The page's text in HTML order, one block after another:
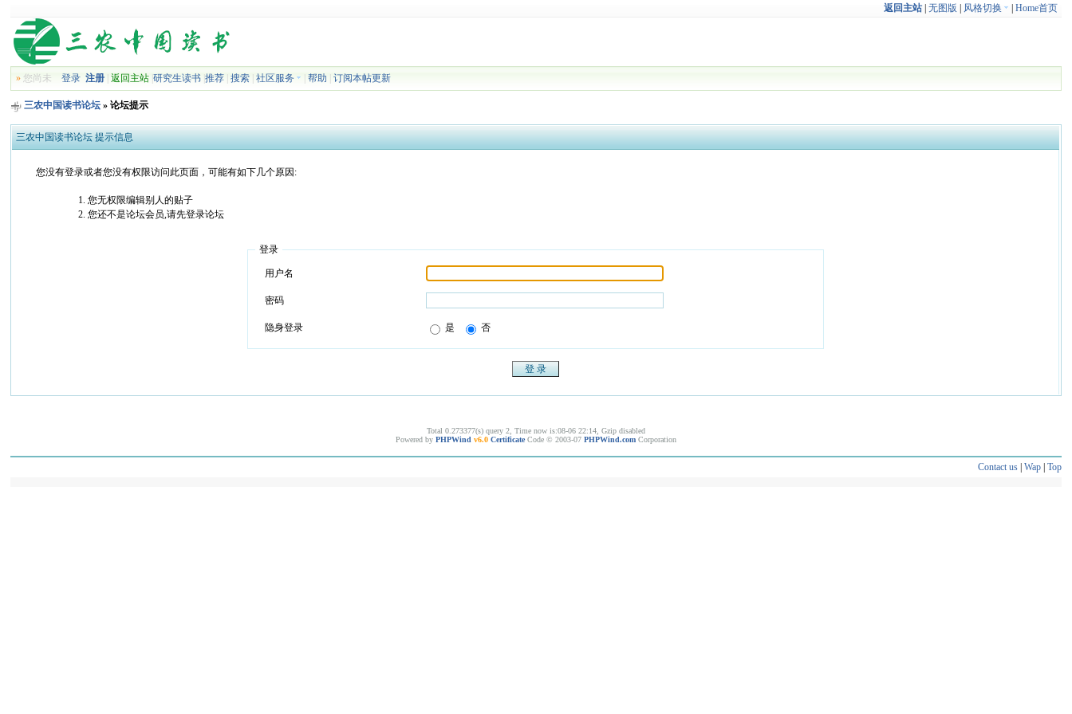
返回主站| 无图版 风格切换 Home首页
» 您尚未登录 注册 |返回主站 |研究生读书 |推荐 |搜索 |社区服务 |帮助 |订阅本帖更新
三农中国读书论坛 » 论坛提示
三农中国读书论坛 提示信息
您没有登录或者您没有权限访问此页面，可能有如下几个原因:
您无权限编辑别人的贴子
您还不是论坛会员,请先登录论坛
登录
用户名
密码
隐身登录 是 否
Total 0.273377(s) query 2, Time now is:08-06 22:14, Gzip disabled
Powered by PHPWind v6.0 Certificate Code © 2003-07 PHPWind.com Corporation
Contact us| Wap| Top